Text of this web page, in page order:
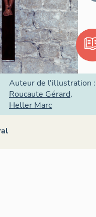
Auteur de l'illustration :
Roucaute Gérard
Heller Marc